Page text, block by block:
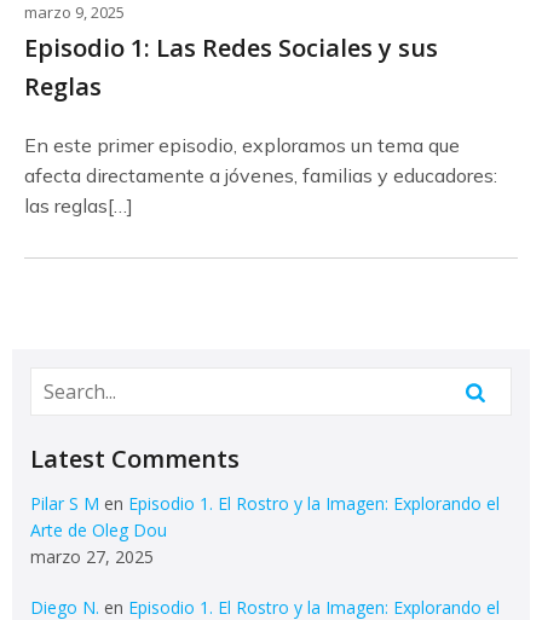
marzo 9, 2025
Episodio 1: Las Redes Sociales y sus
Reglas
En este primer episodio, exploramos un tema que
afecta directamente a jóvenes, familias y educadores:
las reglas[…]
Latest Comments
Pilar S M en Episodio 1. El Rostro y la Imagen: Explorando el
Arte de Oleg Dou
marzo 27, 2025
Diego N. en Episodio 1. El Rostro y la Imagen: Explorando el